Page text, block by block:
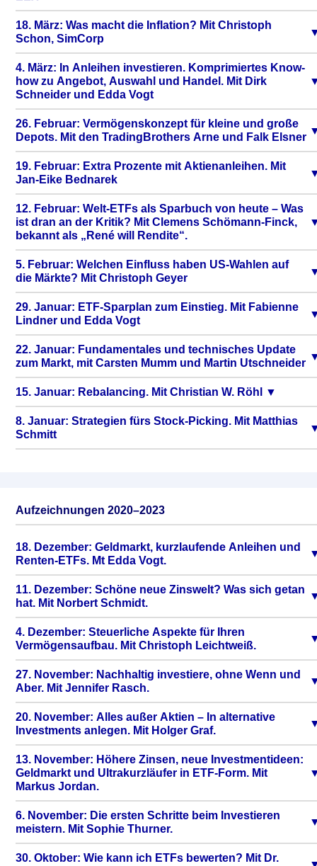
18. März: Was macht die Inflation? Mit Christoph
Schon, SimCorp
4. März: In Anleihen investieren. Komprimiertes Know-
how zu Angebot, Auswahl und Handel. Mit Dirk
Schneider und Edda Vogt
26. Februar: Vermögenskonzept für kleine und große
Depots. Mit den TradingBrothers Arne und Falk Elsner
19. Februar: Extra Prozente mit Aktienanleihen. Mit
Jan-Eike Bednarek
12. Februar: Welt-ETFs als Sparbuch von heute – Was
ist dran an der Kritik? Mit Clemens Schömann-Finck,
bekannt als „René will Rendite“.
5. Februar: Welchen Einfluss haben US-Wahlen auf
die Märkte? Mit Christoph Geyer
29. Januar: ETF-Sparplan zum Einstieg. Mit Fabienne
Lindner und Edda Vogt
22. Januar: Fundamentales und technisches Update
zum Markt, mit Carsten Mumm und Martin Utschneider
15. Januar: Rebalancing. Mit Christian W. Röhl
8. Januar: Strategien fürs Stock-Picking. Mit Matthias
Schmitt
Aufzeichnungen 2020–2023
18. Dezember: Geldmarkt, kurzlaufende Anleihen und
Renten-ETFs. Mt Edda Vogt.
11. Dezember: Schöne neue Zinswelt? Was sich getan
hat. Mit Norbert Schmidt.
4. Dezember: Steuerliche Aspekte für Ihren
Vermögensaufbau. Mit Christoph Leichtweiß.
27. November: Nachhaltig investiere, ohne Wenn und
Aber. Mit Jennifer Rasch.
20. November: Alles außer Aktien – In alternative
Investments anlegen. Mit Holger Graf.
13. November: Höhere Zinsen, neue Investmentideen:
Geldmarkt und Ultrakurzläufer in ETF-Form. Mit
Markus Jordan.
6. November: Die ersten Schritte beim Investieren
meistern. Mit Sophie Thurner.
30. Oktober: Wie kann ich ETFs bewerten? Mit Dr.